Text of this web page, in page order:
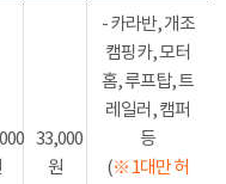
33,000
원
- 카라반, 개조
캠핑카, 모터
홈, 루프탑, 트
레일러, 캠퍼
등
(※ 1대만 허